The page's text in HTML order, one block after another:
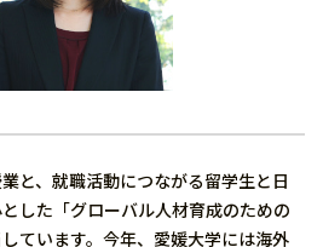
と、就職活動につながる留学生と日
した「グローバル人材育成のための
ています。今年、愛媛大学には海外